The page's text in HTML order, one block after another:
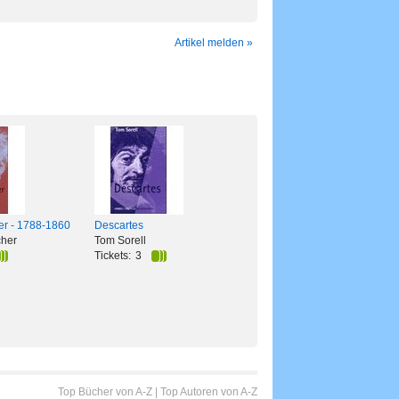
Artikel melden »
- 1788-1860
Descartes
Tom Sorell
Tickets: 3
Top Bücher von A-Z Top Autoren von A-Z